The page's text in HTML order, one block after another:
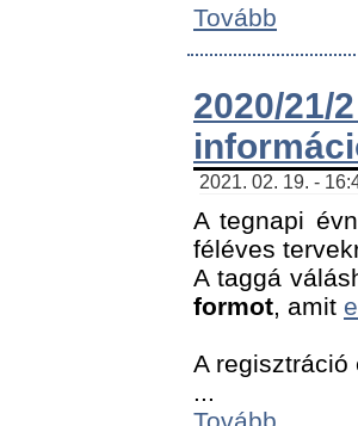
Tovább
2020/
2021. 02. 19. -
A tegnapi
féléves
A taggá
formot, amit
A
...